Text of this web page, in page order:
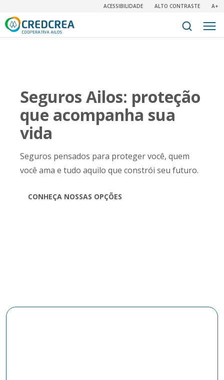
ACESSIBILIDADE ALTO CONTRASTE A+
Seguros Ailos: proteção
que acompanha sua
vida
Seguros pensados para proteger você, quem
você ama e tudo aquilo que constrói seu futuro.
CONHEÇA NOSSAS OPÇÕES